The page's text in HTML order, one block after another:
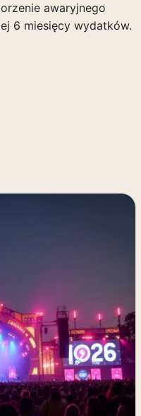
awaryjnego
6 miesięcy wydatków.